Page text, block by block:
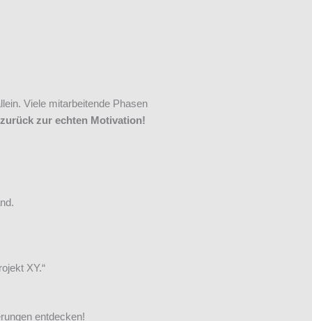
Viele mitarbeitende Phasen
zur echten Motivation!
XY.“
entdecken!